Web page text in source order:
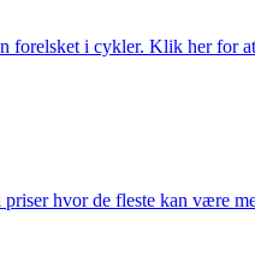
forelsket i cykler. Klik her for
hvor de fleste kan være